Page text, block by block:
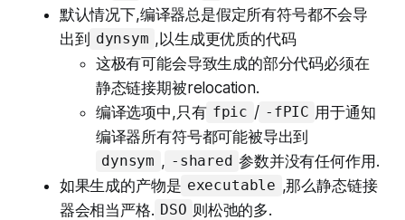
默认情况下,编译器总是假定所有符号都不会导
出到 dynsym ,以生成更优质的代码
这极有可能会导致生成的部分代码必须在
静态链接期被relocation.
编译选项中,只有 fpic / -fPIC 用于通知
编译器所有符号都可能被导出到
dynsym , -shared 参数并没有任何作用.
如果生成的产物是 executable ,那么静态链接
器会相当严格. DSO 则松弛的多.